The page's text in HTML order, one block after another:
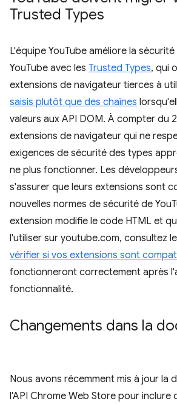
Trusted Types
L'équipe YouTube améliore la
YouTube avec les Trusted Types, qui
extensions de navigateur tierces à
saisis plutôt que des chaînes
valeurs aux API DOM. À compter du
extensions de navigateur qui ne
exigences de sécurité des types
ne plus fonctionner. Les
s'assurer que leurs extensions sont
nouvelles normes de sécurité de
extension modifie le code HTML et
l'utiliser sur youtube.com, consultez
vérifier si vos extensions sont
fonctionneront correctement après
fonctionnalité.
Changements dans la
Nous avons récemment mis à jour la
l'API Chrome Web Store pour inclure